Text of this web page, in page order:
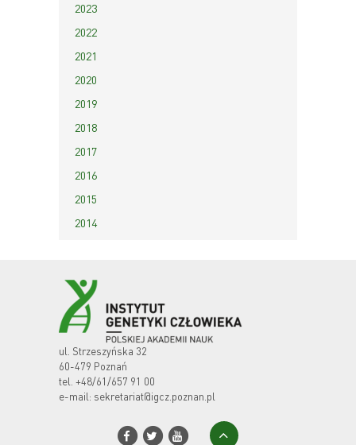
2023
2022
2021
2020
2019
2018
2017
2016
2015
2014
ul. Strzeszyńska 32
60-479 Poznań
tel. +48/61/657 91 00
e-mail: sekretariat@igcz.poznan.pl